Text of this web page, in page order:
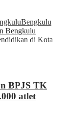
Bengkulu
Bengkulu
di Kota
BPJS TK
atlet